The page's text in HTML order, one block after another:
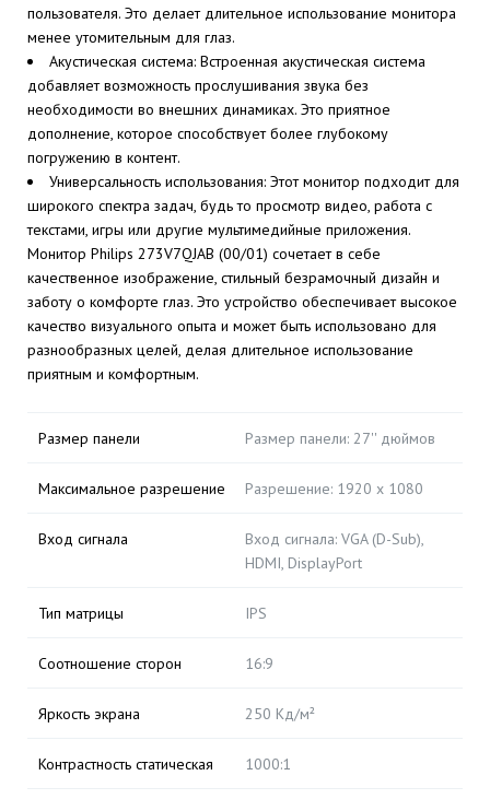
пользователя. Это делает длительное использование монитора
менее утомительным для глаз.
Акустическая система: Встроенная акустическая система
добавляет возможность прослушивания звука без
необходимости во внешних динамиках. Это приятное
дополнение, которое способствует более глубокому
погружению в контент.
Универсальность использования: Этот монитор подходит для
широкого спектра задач, будь то просмотр видео, работа с
текстами, игры или другие мультимедийные приложения.
Монитор Philips 273V7QJAB (00/01) сочетает в себе
качественное изображение, стильный безрамочный дизайн и
заботу о комфорте глаз. Это устройство обеспечивает высокое
качество визуального опыта и может быть использовано для
разнообразных целей, делая длительное использование
приятным и комфортным.
Размер панели Размер панели: 27'' дюймов
Максимальное разрешение Разрешение: 1920 x 1080
Вход сигнала
Вход сигнала: VGA (D-Sub),
HDMI, DisplayPort
Тип матрицы IPS
Соотношение сторон 16:9
Яркость экрана 250 Кд/м²
Контрастность статическая 1000:1